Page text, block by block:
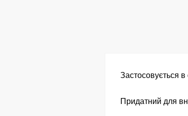
Застосовується
Придатний для